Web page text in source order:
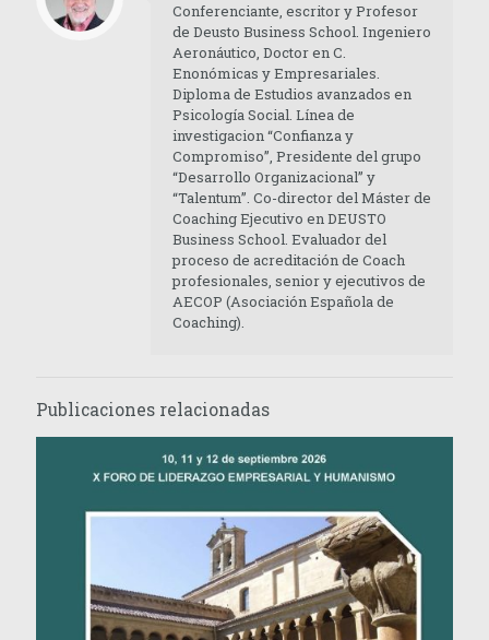
Conferenciante, escritor y Profesor
de Deusto Business School. Ingeniero
Aeronáutico, Doctor en C.
Enonómicas y Empresariales.
Diploma de Estudios avanzados en
Psicología Social. Línea de
investigacion “Confianza y
Compromiso”, Presidente del grupo
“Desarrollo Organizacional” y
“Talentum”. Co-director del Máster de
Coaching Ejecutivo en DEUSTO
Business School. Evaluador del
proceso de acreditación de Coach
profesionales, senior y ejecutivos de
AECOP (Asociación Española de
Coaching).
Publicaciones relacionadas